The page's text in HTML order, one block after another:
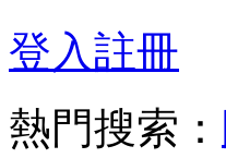
登入註冊
熱門搜索：